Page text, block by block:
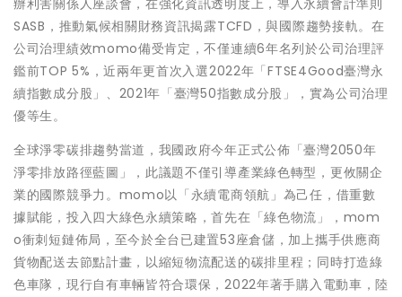
辦利害關係人座談會，在強化資訊透明度上，導入永續會計準則
SASB，推動氣候相關財務資訊揭露TCFD，與國際趨勢接軌。在
公司治理績效momo備受肯定，不僅連續6年名列於公司治理評
鑑前TOP 5%，近兩年更首次入選2022年「FTSE4Good臺灣永
續指數成分股」、2021年「臺灣50指數成分股」，實為公司治理
優等生。
全球淨零碳排趨勢當道，我國政府今年正式公佈「臺灣2050年
淨零排放路徑藍圖」，此議題不僅引導產業綠色轉型，更攸關企
業的國際競爭力。momo以「永續電商領航」為己任，借重數
據賦能，投入四大綠色永續策略，首先在「綠色物流」，mom
o衝刺短鏈佈局，至今於全台已建置53座倉儲，加上攜手供應商
貨物配送去節點計畫，以縮短物流配送的碳排里程；同時打造綠
色車隊，現行自有車輛皆符合環保，2022年著手購入電動車，陸